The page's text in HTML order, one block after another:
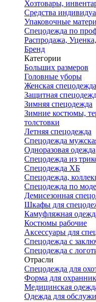
Хозтовары,
Средства
Упаковочные
Спецодежда по
Распродажа,
Бренд
Категории
Больших размеров
Головные уборы
Женская спецодежда
Защитная
Зимняя спецодежда
Зимние костюмы,
толстовки
Летняя спецодежда
Спецодежда
Одноразовая одежда
Спецодежда из
Спецодежда ХБ
Спецодежда,
Спецодежда по
Демисезонная
Шкафы для
Камуфляжная
Костюмы рабочие
Аксессуары для
Спецодежда с
Спецодежда с
Отрасли
Спецодежда для
Форма для
Медицинская
Одежда для